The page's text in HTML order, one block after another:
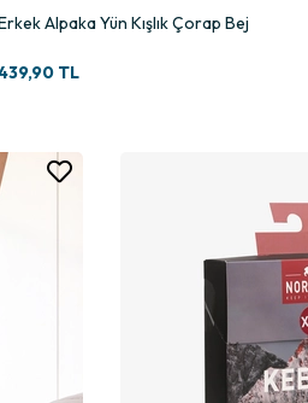
Alpaka Yün Kışlık Çorap Bej
TL